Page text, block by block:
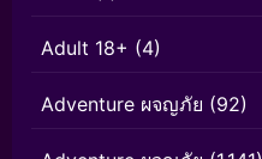
Adult 18+ (4)
Adventure ผจญภัย (92)